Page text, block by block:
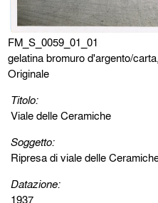
FM_S_0059_01_01
gelatina bromuro d'argento/
Originale
Titolo:
Viale delle Ceramiche
Soggetto:
Ripresa di viale delle
Datazione:
1937